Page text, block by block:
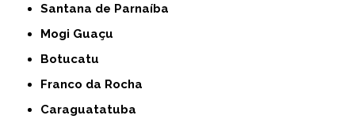
Santana de Parnaíba
Mogi Guaçu
Botucatu
Franco da Rocha
Caraguatatuba